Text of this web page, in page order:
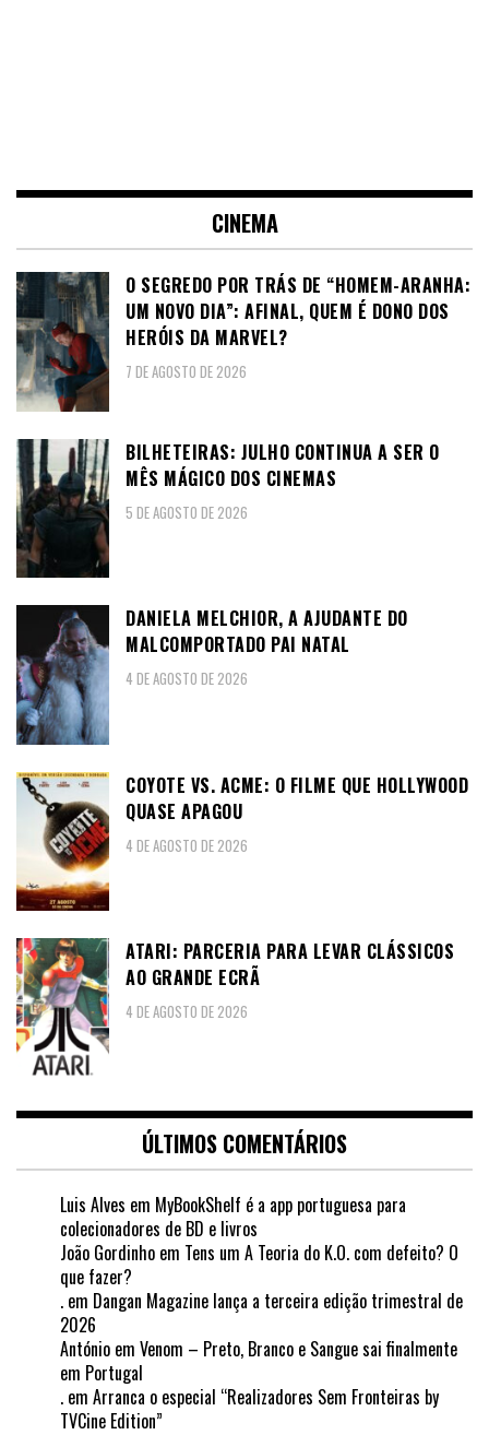
CINEMA
O SEGREDO POR TRÁS DE “HOMEM-ARANHA:
UM NOVO DIA”: AFINAL, QUEM É DONO DOS
HERÓIS DA MARVEL?
7 DE AGOSTO DE 2026
BILHETEIRAS: JULHO CONTINUA A SER O
MÊS MÁGICO DOS CINEMAS
5 DE AGOSTO DE 2026
DANIELA MELCHIOR, A AJUDANTE DO
MALCOMPORTADO PAI NATAL
4 DE AGOSTO DE 2026
COYOTE VS. ACME: O FILME QUE HOLLYWOOD
QUASE APAGOU
4 DE AGOSTO DE 2026
ATARI: PARCERIA PARA LEVAR CLÁSSICOS
AO GRANDE ECRÃ
4 DE AGOSTO DE 2026
ÚLTIMOS COMENTÁRIOS
Luis Alves em MyBookShelf é a app portuguesa para
colecionadores de BD e livros
João Gordinho em Tens um A Teoria do K.O. com defeito? O
que fazer?
. em Dangan Magazine lança a terceira edição trimestral de
2026
António em Venom – Preto, Branco e Sangue sai finalmente
em Portugal
. em Arranca o especial “Realizadores Sem Fronteiras by
TVCine Edition”